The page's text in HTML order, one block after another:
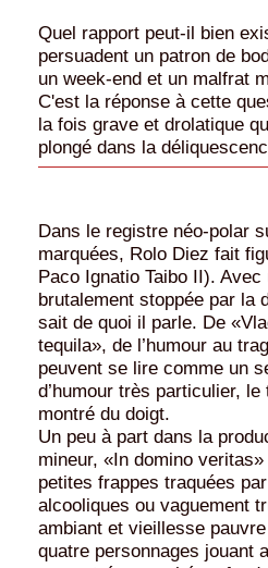
Quel rapport peut-il bien
persuadent un patron de
un week-end et un malfrat
C'est la réponse à cette
la fois grave et drolatique
plongé dans la
Dans le registre néo-polar
marquées, Rolo Diez fait
Paco Ignatio Taibo II).
brutalement stoppée par la
sait de quoi il parle. De
tequila», de l’humour au
peuvent se lire comme un
d’humour très particulier,
montré du doigt.
Un peu à part dans la
mineur, «In domino
petites frappes traquées
alcooliques ou vaguement
ambiant et vieillesse
quatre personnages jouant